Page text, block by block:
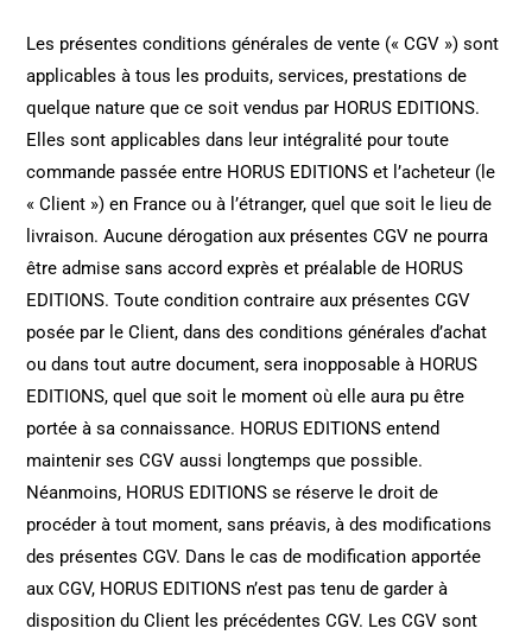
Les présentes conditions générales de vente (« CGV ») sont
applicables à tous les produits, services, prestations de
quelque nature que ce soit vendus par HORUS EDITIONS.
Elles sont applicables dans leur intégralité pour toute
commande passée entre HORUS EDITIONS et l’acheteur (le
« Client ») en France ou à l’étranger, quel que soit le lieu de
livraison. Aucune dérogation aux présentes CGV ne pourra
être admise sans accord exprès et préalable de HORUS
EDITIONS. Toute condition contraire aux présentes CGV
posée par le Client, dans des conditions générales d’achat
ou dans tout autre document, sera inopposable à HORUS
EDITIONS, quel que soit le moment où elle aura pu être
portée à sa connaissance. HORUS EDITIONS entend
maintenir ses CGV aussi longtemps que possible.
Néanmoins, HORUS EDITIONS se réserve le droit de
procéder à tout moment, sans préavis, à des modifications
des présentes CGV. Dans le cas de modification apportée
aux CGV, HORUS EDITIONS n’est pas tenu de garder à
disposition du Client les précédentes CGV. Les CGV sont